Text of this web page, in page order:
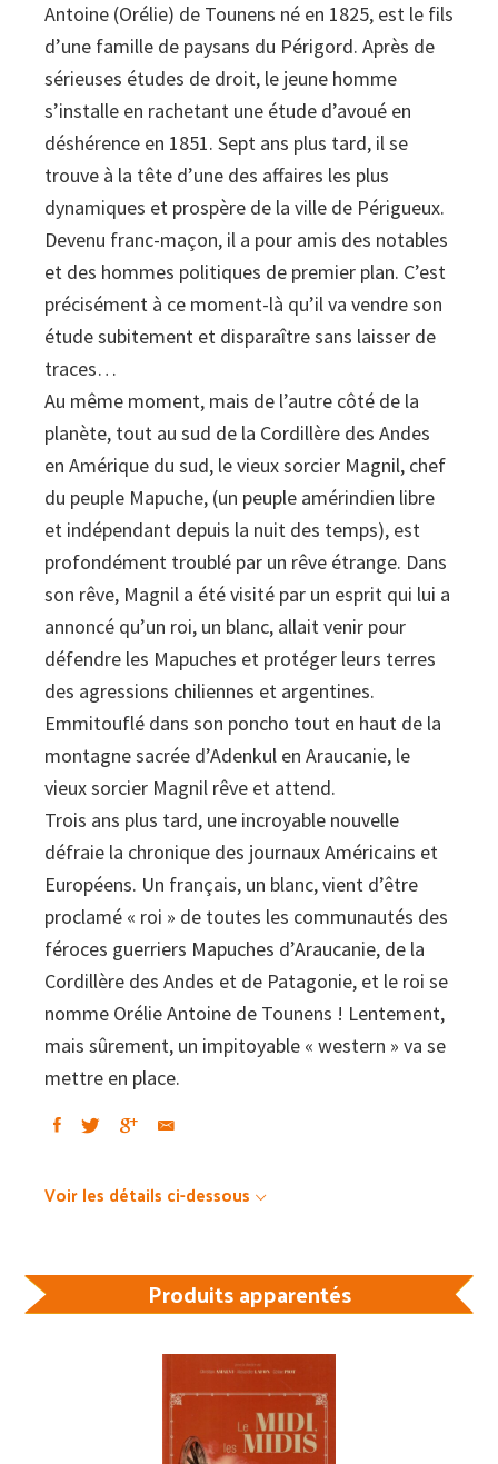
Antoine (Orélie) de Tounens né en 1825, est le fils
d’une famille de paysans du Périgord. Après de
sérieuses études de droit, le jeune homme
s’installe en rachetant une étude d’avoué en
déshérence en 1851. Sept ans plus tard, il se
trouve à la tête d’une des affaires les plus
dynamiques et prospère de la ville de Périgueux.
Devenu franc-maçon, il a pour amis des notables
et des hommes politiques de premier plan. C’est
précisément à ce moment-là qu’il va vendre son
étude subitement et disparaître sans laisser de
traces…
Au même moment, mais de l’autre côté de la
planète, tout au sud de la Cordillère des Andes
en Amérique du sud, le vieux sorcier Magnil, chef
du peuple Mapuche, (un peuple amérindien libre
et indépendant depuis la nuit des temps), est
profondément troublé par un rêve étrange. Dans
son rêve, Magnil a été visité par un esprit qui lui a
annoncé qu’un roi, un blanc, allait venir pour
défendre les Mapuches et protéger leurs terres
des agressions chiliennes et argentines.
Emmitouflé dans son poncho tout en haut de la
montagne sacrée d’Adenkul en Araucanie, le
vieux sorcier Magnil rêve et attend.
Trois ans plus tard, une incroyable nouvelle
défraie la chronique des journaux Américains et
Européens. Un français, un blanc, vient d’être
proclamé « roi » de toutes les communautés des
féroces guerriers Mapuches d’Araucanie, de la
Cordillère des Andes et de Patagonie, et le roi se
nomme Orélie Antoine de Tounens ! Lentement,
mais sûrement, un impitoyable « western » va se
mettre en place.
Voir les détails ci-dessous
Produits apparentés